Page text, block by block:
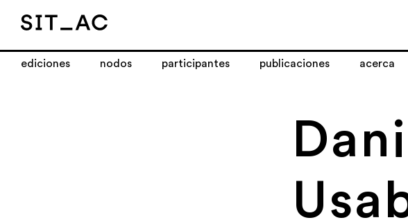
ediciones nodos participantes publicaciones acerca